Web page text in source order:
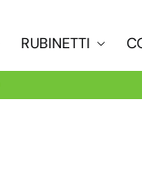
RUBINETTI